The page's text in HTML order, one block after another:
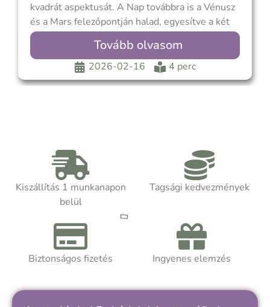
kvadrát aspektusát. A Nap továbbra is a Vénusz
és a Mars felezőpontján halad, egyesítve a két
planéta által képviselt életterületeket. Ahogy
„A Nap kozmikus tánca a Vénusszal és a
Marssal” című írásban olvasható: „A
Tovább olvasom
2026-02-16 4 perc
Kiszállítás 1 munkanapon
belül
Tagsági kedvezmények
Biztonságos fizetés Ingyenes elemzés